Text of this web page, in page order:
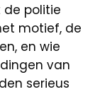
politie
motief, de
en wie
van
serieus